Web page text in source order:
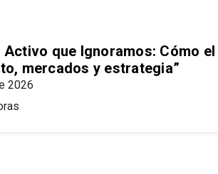
Activo que Ignoramos: Cómo
mercados y estrategia”
2026